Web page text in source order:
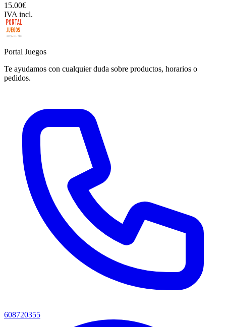
15.00€
IVA incl.
Portal Juegos
Te ayudamos con cualquier duda sobre productos, horarios o
pedidos.
608720355